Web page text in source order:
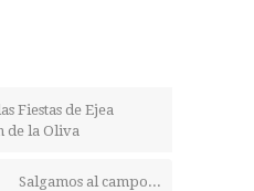
Fiestas de Ejea
de la Oliva
Salgamos al campo...